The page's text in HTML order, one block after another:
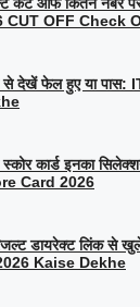
CUT OFF Check
से देखें फेल हुए या
कार्ड इनका
Card 2026
डायरेक्ट लिंक से
Kaise Dekhe